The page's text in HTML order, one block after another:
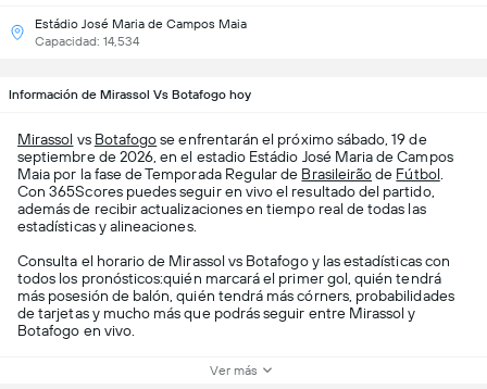
Estádio José Maria de Campos Maia
Capacidad: 14,534
Información de Mirassol Vs Botafogo hoy
Mirassol vs Botafogose enfrentarán el próximo sábado, 19 de
septiembre de 2026, en el estadio Estádio José Maria de Campos
Maia por la fase de Temporada Regular de Brasileirãode Fútbol
Con 365Scores puedes seguir en vivo el resultado del partido,
además de recibir actualizaciones en tiempo real de todas las
estadísticas y alineaciones.
Consulta el horario de Mirassol vs Botafogo y las estadísticas con
todos los pronósticos:quién marcará el primer gol, quién tendrá
más posesión de balón, quién tendrá más córners, probabilidades
de tarjetas y mucho más que podrás seguir entre Mirassol y
Botafogo en vivo.
Ver más